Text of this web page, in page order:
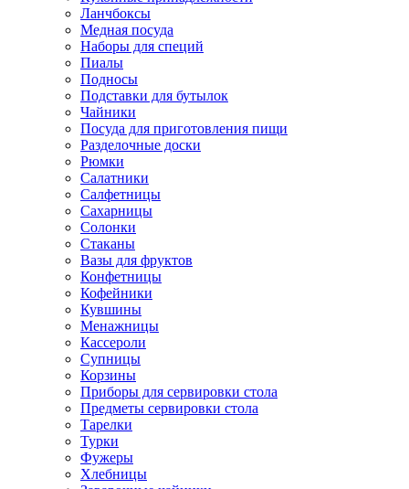
Ланчбоксы
Медная посуда
Наборы для специй
Пиалы
Подносы
Подставки для бутылок
Чайники
Посуда для приготовления пищи
Разделочные доски
Рюмки
Салатники
Салфетницы
Сахарницы
Солонки
Стаканы
Вазы для фруктов
Конфетницы
Кофейники
Кувшины
Менажницы
Кассероли
Супницы
Корзины
Приборы для сервировки стола
Предметы сервировки стола
Тарелки
Турки
Фужеры
Хлебницы